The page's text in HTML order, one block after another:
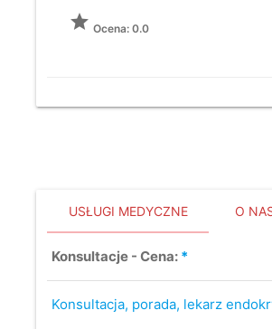
grade Ocena: 0.0
USŁUGI MEDYCZNE O
Konsultacje - Cena: *
Konsultacja, porada, lekarz